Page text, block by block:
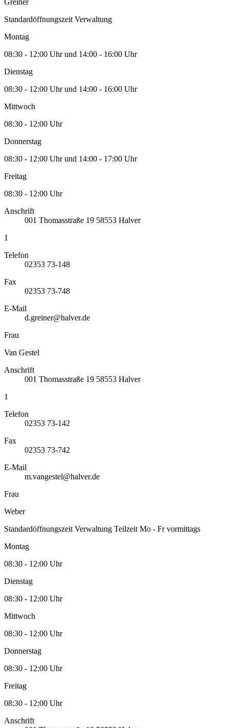
Standardöffnungszeit Verwaltung
Montag
08:30 - 12:00 Uhr und 14:00 - 16:00 Uhr
Dienstag
08:30 - 12:00 Uhr und 14:00 - 16:00 Uhr
Mittwoch
08:30 - 12:00 Uhr
Donnerstag
08:30 - 12:00 Uhr und 14:00 - 17:00 Uhr
Freitag
08:30 - 12:00 Uhr
Anschrift
001 Thomasstraße 19 58553 Halver
1
Telefon
02353 73-148
Fax
02353 73-748
E-Mail
d.greiner@halver.de
Frau
Van Gestel
Anschrift
001 Thomasstraße 19 58553 Halver
1
Telefon
02353 73-142
Fax
02353 73-742
E-Mail
m.vangestel@halver.de
Frau
Weber
Standardöffnungszeit Verwaltung Teilzeit Mo - Fr vormittags
Montag
08:30 - 12:00 Uhr
Dienstag
08:30 - 12:00 Uhr
Mittwoch
08:30 - 12:00 Uhr
Donnerstag
08:30 - 12:00 Uhr
Freitag
08:30 - 12:00 Uhr
Anschrift